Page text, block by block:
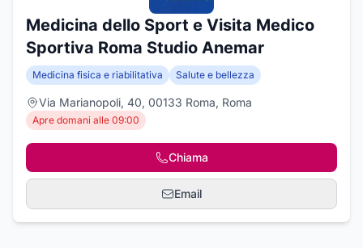
Medicina dello Sport e Visita Medico
Sportiva Roma Studio Anemar
Medicina fisica e riabilitativa Salute e bellezza
Via Marianopoli, 40, 00133 Roma, Roma
Apre domani alle 09:00
Chiama
Email